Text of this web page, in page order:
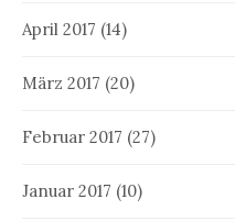
April 2017 (14)
März 2017 (20)
Februar 2017 (27)
Januar 2017 (10)